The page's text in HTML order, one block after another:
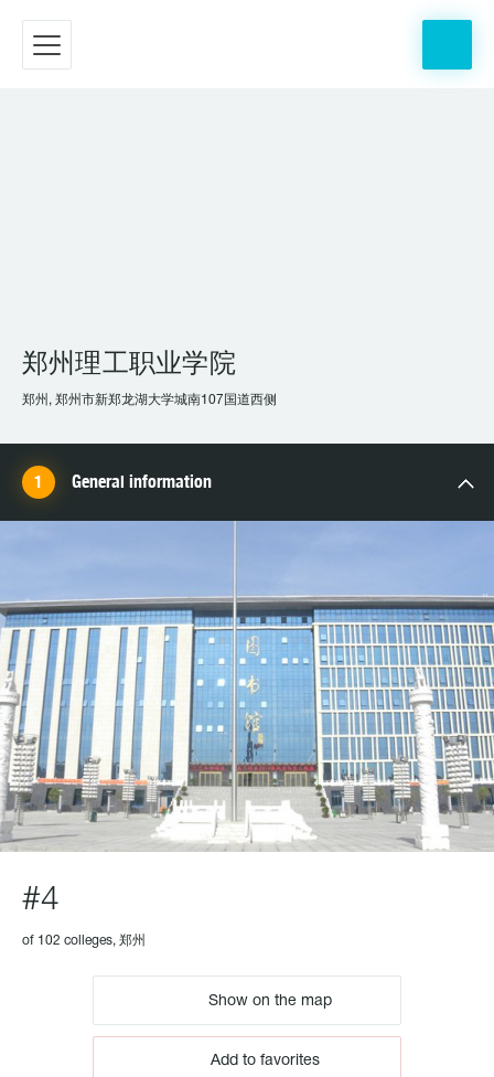
郑州理工职业学院
郑州, 郑州市新郑龙湖大学城南107国道西侧
General information
#4
of 102 colleges, 郑州
Show on the map
Add to favorites